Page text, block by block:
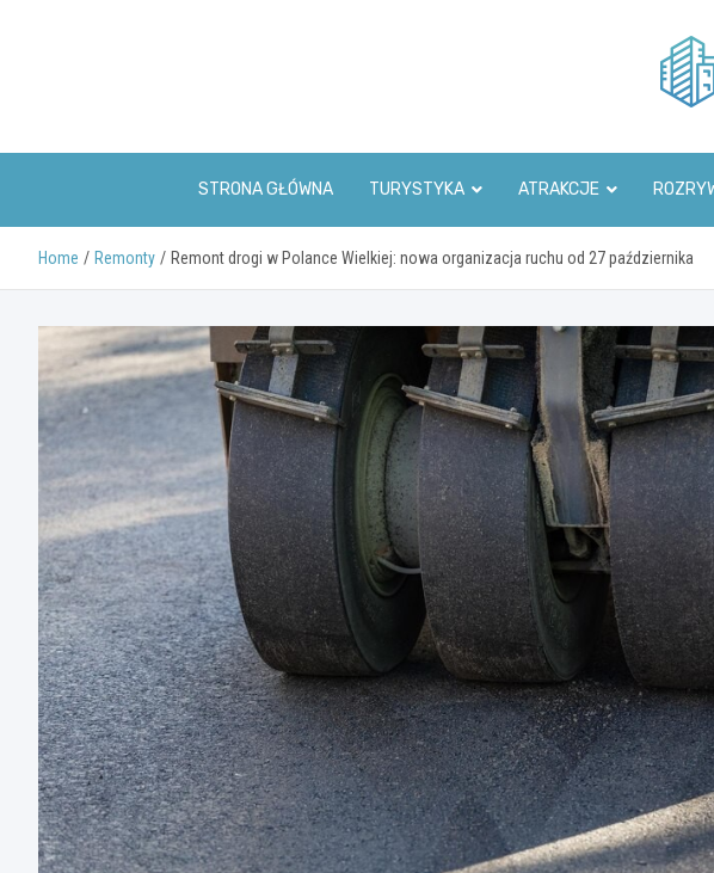
STRONA GŁÓWNA TURYSTYKA ATRAKCJE
Home Remonty Remont drogi w Polance Wielkiej: nowa organizacja ruchu od 27 października